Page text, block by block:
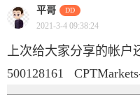
平哥 DD
2021-3-4 09:38:24
上次给大家分享的帐
500128161